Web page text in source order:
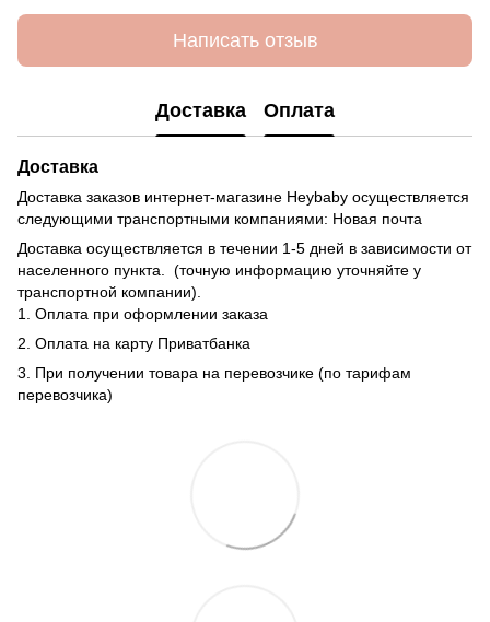
Написать отзыв
Доставка Оплата
Доставка
Доставка заказов интернет-магазине Heybaby осуществляется
следующими транспортными компаниями: Новая почта
Доставка осуществляется в течении 1-5 дней в зависимости от
населенного пункта. (точную информацию уточняйте у
транспортной компании).
1. Оплата при оформлении заказа
2. Оплата на карту Приватбанка
3. При получении товара на перевозчике (по тарифам
перевозчика)